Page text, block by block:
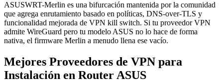
ASUSWRT-Merlin es una bifurcación mantenida por la comunidad
que agrega enrutamiento basado en políticas, DNS-over-TLS y
funcionalidad mejorada de VPN kill switch. Si tu proveedor VPN
admite WireGuard pero tu modelo ASUS no lo hace de forma
nativa, el firmware Merlin a menudo llena ese vacío.
Mejores Proveedores de VPN para
Instalación en Router ASUS